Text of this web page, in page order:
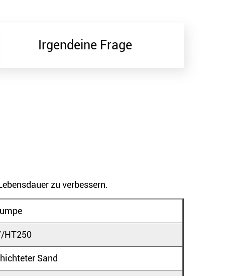
Irgendeine Frage
zu verbessern.
HT250
Sand